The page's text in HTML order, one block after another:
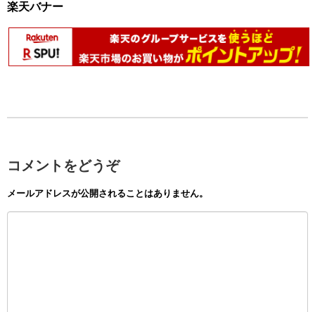
楽天バナー
コメントをどうぞ
メールアドレスが公開されることはありません。